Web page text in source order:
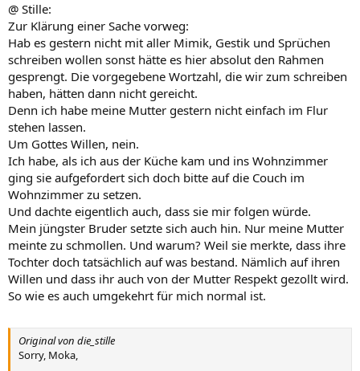
@ Stille:
Zur Klärung einer Sache vorweg:
Hab es gestern nicht mit aller Mimik, Gestik und Sprüchen
schreiben wollen sonst hätte es hier absolut den Rahmen
gesprengt. Die vorgegebene Wortzahl, die wir zum schreiben
haben, hätten dann nicht gereicht.
Denn ich habe meine Mutter gestern nicht einfach im Flur
stehen lassen.
Um Gottes Willen, nein.
Ich habe, als ich aus der Küche kam und ins Wohnzimmer
ging sie aufgefordert sich doch bitte auf die Couch im
Wohnzimmer zu setzen.
Und dachte eigentlich auch, dass sie mir folgen würde.
Mein jüngster Bruder setzte sich auch hin. Nur meine Mutter
meinte zu schmollen. Und warum? Weil sie merkte, dass ihre
Tochter doch tatsächlich auf was bestand. Nämlich auf ihren
Willen und dass ihr auch von der Mutter Respekt gezollt wird.
So wie es auch umgekehrt für mich normal ist.
Original von die_stille
Sorry, Moka,